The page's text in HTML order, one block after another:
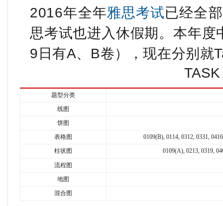
2016年全年雅思考试已经全
思考试也进入休假期。本年
9日有A、B卷），现在分别就
题型分类
线图
饼图
表格图
0109(B), 0114, 0312, 0331,
柱状图
0109(A), 0213, 0319,
流程图
地图
混合图